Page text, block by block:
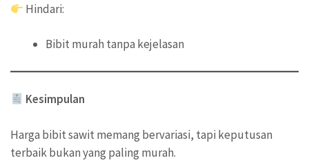
Hindari:
Bibit murah tanpa kejelasan
Kesimpulan
Harga bibit sawit memang bervariasi, tapi keputusan
terbaik bukan yang paling murah.